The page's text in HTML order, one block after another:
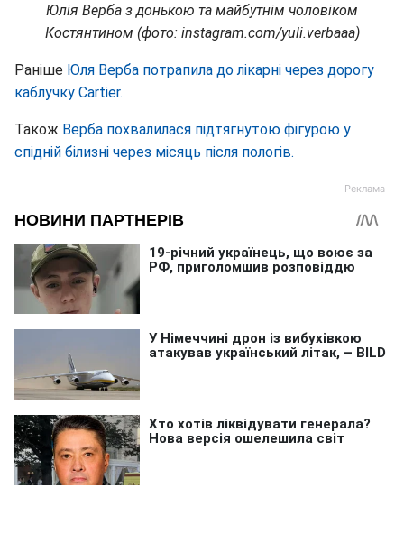
Юлія Верба з донькою та майбутнім чоловіком
Костянтином (фото: instagram.com/yuli.verbaaa)
Раніше Юля Верба потрапила до лікарні через дорогу
каблучку Cartier.
Також Верба похвалилася підтягнутою фігурою у
спідній білизні через місяць після пологів.